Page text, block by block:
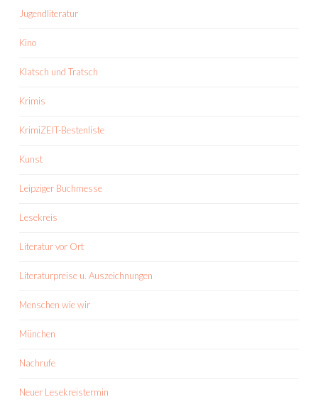
Jugendliteratur
Kino
Klatsch und Tratsch
Krimis
KrimiZEIT-Bestenliste
Kunst
Leipziger Buchmesse
Lesekreis
Literatur vor Ort
Literaturpreise u. Auszeichnungen
Menschen wie wir
München
Nachrufe
Neuer Lesekreistermin